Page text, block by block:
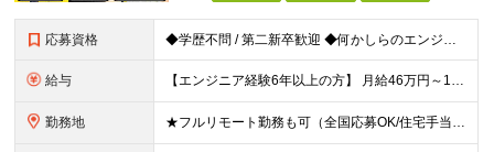
応募資格 ◆学歴不問 / 第二新卒歓迎 ◆何かしらのエンジニア経験をお持ちの方 （言語・期間・フェーズ不問） 経験浅めの方も遠慮なくご応募ください！ ■入社前Q＆A ────── ◎実力に見合った報酬が手に
給与 【エンジニア経験6年以上の方】 月給46万円～100万円（固定残業代含む） ※上記月給には月30時間分の固定残業代（月8万7,400円～月19万円）を含む。超過分は全額支給。 【エンジニア経験4年以
勤務地 ★フルリモート勤務も可（全国応募OK/住宅手当を支給します） ※案件によって常駐が必要になる場合があります。 ※希望がない限り、転勤はありません ※U・Iターン歓迎 ★ルトラの社員は全国各地で活躍中